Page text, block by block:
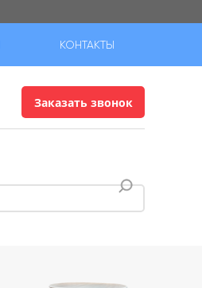
КОНТАКТЫ
Заказать звонок